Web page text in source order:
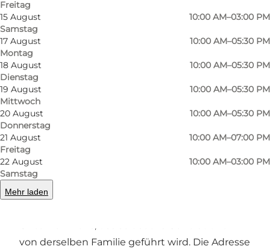
Freitag
15 August
Samstag
10:00 AM–03:00 PM
17 August
Montag
10:00 AM–05:30 PM
18 August
Dienstag
10:00 AM–05:30 PM
19 August
Mittwoch
10:00 AM–05:30 PM
20 August
Donnerstag
10:00 AM–05:30 PM
21 August
Freitag
10:00 AM–07:00 PM
22 August
Samstag
10:00 AM–03:00 PM
Mehr laden
Foto
Weinhandel mit Wurzeln bis ins Jahr 1829
H.J. Hansen Vin wurde 1829 als
Kaufmannsgeschäft gegründet und ist heute
von derselben Familie geführt wird. Die Adresse